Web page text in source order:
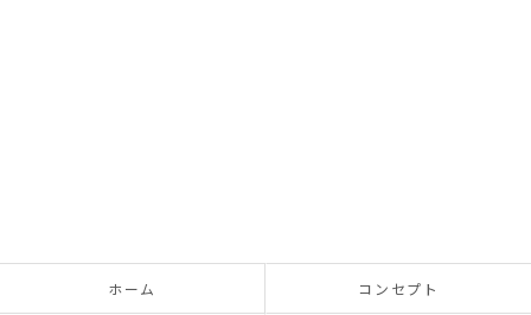
ホーム コンセプト